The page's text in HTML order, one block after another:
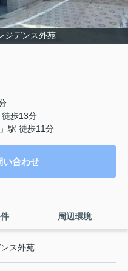
ジデンス外苑
徒歩13分
」駅 徒歩11分
い合わせ
周辺環境
ス外苑